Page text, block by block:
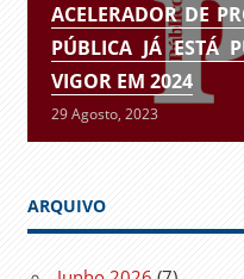
ACELERADOR DE
PÚBLICA JÁ ESTÁ
VIGOR EM 2024
29 Agosto, 2023
ARQUIVO